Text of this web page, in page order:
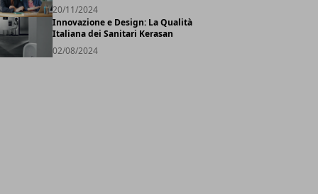
20/11/2024
Innovazione e Design: La Qualità
Italiana dei Sanitari Kerasan
02/08/2024